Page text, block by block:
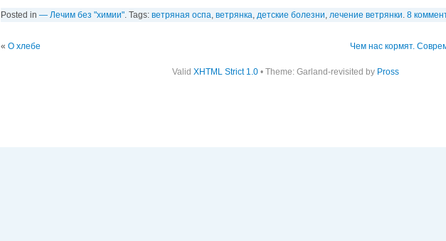
Posted in — Лечим без "химии" . Tags: ветряная оспа ветрянка детские болезни лечение ветрянки 8
« О хлебе Чем нас кормят.
Valid XHTML Strict 1.0• Theme: Garland-revisited by Pross